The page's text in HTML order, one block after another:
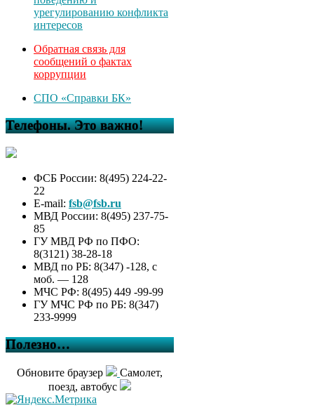
урегулированию конфликта
интересов
Обратная связь для
сообщений о фактах
коррупции
СПО «Справки БК»
Телефоны. Это важно!
ФСБ России: 8(495) 224-22-
22
E-mail: fsb@fsb.ru
МВД России: 8(495) 237-75-
85
ГУ МВД РФ по ПФО:
8(3121) 38-28-18
МВД по РБ: 8(347) -128, с
моб. — 128
МЧС РФ: 8(495) 449 -99-99
ГУ МЧС РФ по РБ: 8(347)
233-9999
Полезно…
Обновите браузер
Самолет,
поезд, автобус